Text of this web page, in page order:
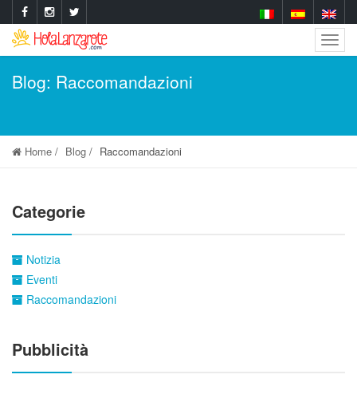
Blog: Raccomandazioni
Home Blog Raccomandazioni
Categorie
Notizia
Eventi
Raccomandazioni
Pubblicità